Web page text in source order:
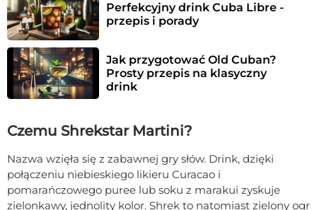
Perfekcyjny drink Cuba Libre -
przepis i porady
Jak przygotować Old Cuban?
Prosty przepis na klasyczny
drink
Czemu Shrekstar Martini?
Nazwa wzięła się z zabawnej gry słów. Drink, dzięki
połączeniu niebieskiego likieru Curacao i
pomarańczowego puree lub soku z marakui zyskuje
zielonkawy, jednolity kolor. Shrek to natomiast zielony ogr